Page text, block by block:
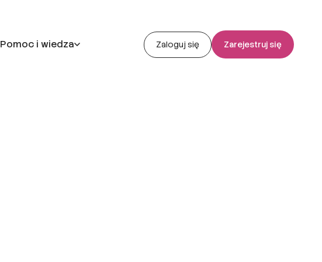
Pomoc i wiedza Zaloguj się Zarejestruj się